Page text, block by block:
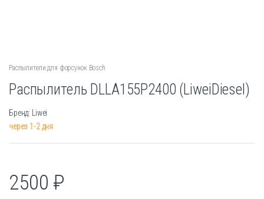
Распылители для форсунок Bosch
Распылитель DLLA155P2400 (LiweiDiesel)
Бренд: Liwei
через 1-2 дня
2500₽